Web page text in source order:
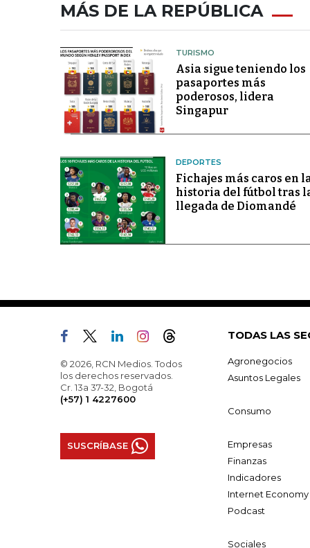
MÁS DE LA REPÚBLICA
TURISMO
Asia sigue teniendo los
pasaportes más
poderosos, lidera
Singapur
DEPORTES
Fichajes más caros en
historia del fútbol tras
llegada de Diomandé
© 2026, RCN Medios. Todos
los derechos reservados.
Cr. 13a 37-32, Bogotá
(+57) 1 4227600
SUSCRÍBASE
TODAS LAS
Agronegocios
Asuntos Legales
Consumo
Empresas
Finanzas
Indicadores
Internet Economy
Podcast
Sociales